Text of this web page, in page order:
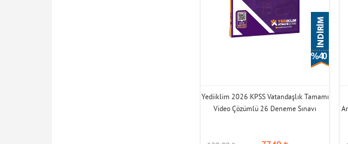
% 40
Yediiklim 2026 KPSS Vatandaşlık Tamamı
Video Çözümlü 26 Deneme Sınavı